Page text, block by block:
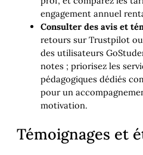
engagement annuel
Consulter des avis et
retours sur Trustpilot
des utilisateurs
notes ; priorisez les
pédagogiques dédiés
pour un
motivation.
Témoignages et